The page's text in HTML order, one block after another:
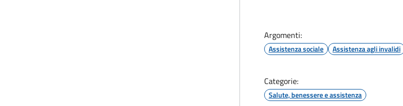
Argomenti:
Assistenza sociale Assistenza agli invalidi
Categorie:
Salute, benessere e assistenza